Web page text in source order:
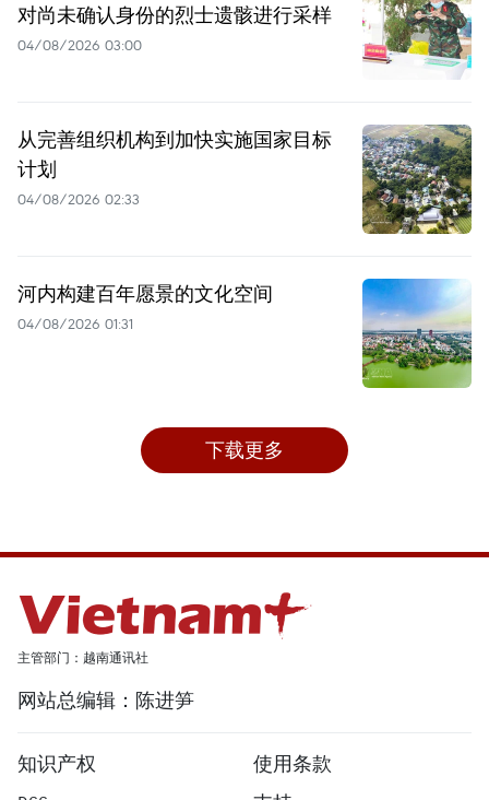
对尚未确认身份的烈士遗骸进行采样
04/08/2026 03:00
从完善组织机构到加快实施国家目标
计划
04/08/2026 02:33
河内构建百年愿景的文化空间
04/08/2026 01:31
下载更多
主管部门：越南通讯社
网站总编辑：陈进笋
知识产权
使用条款